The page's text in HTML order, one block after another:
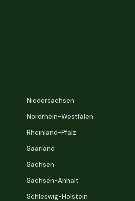
Niedersachsen
Nordrhein-Westfalen
Rheinland-Pfalz
Saarland
Sachsen
Sachsen-Anhalt
Schleswig-Holstein